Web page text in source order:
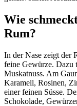
Wie
Rum?
In der Nase zeigt der
feine Gewürze. Dazu
Muskatnuss. Am
Karamell, Rosinen,
einer feinen Süsse.
Schokolade,